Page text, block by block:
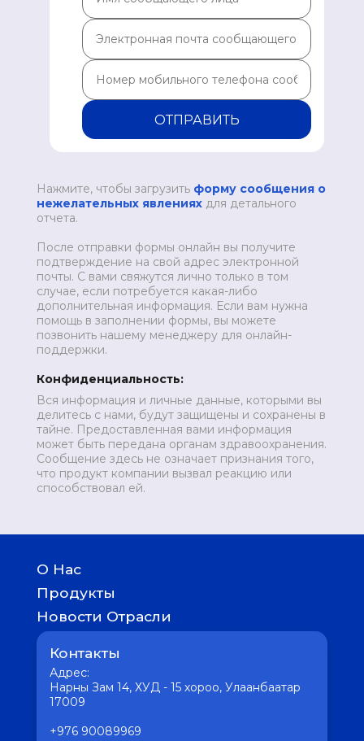
ОТПРАВИТЬ
Нажмите, чтобы загрузить форму сообщения о
нежелательных явлениях для детального
отчета.
После отправки формы онлайн вы получите
подтверждение на свой адрес электронной
почты. С вами свяжутся лично только в том
случае, если потребуется какая-либо
дополнительная информация. Если вам нужна
помощь в заполнении формы, вы можете
позвонить нашему менеджеру для онлайн-
поддержки.
Конфиденциальность:
Вся информация и личные данные, которыми вы
делитесь с нами, будут защищены и сохранены в
тайне. Предоставленная вами информация
может быть передана органам здравоохранения.
Сообщение здесь не означает признания того,
что продукт компании вызвал реакцию или
способствовал ей.
О Нас
История
Продукты
Детям
Женское здоровье
Отличное пищеварение
Мужское здоровье
Сердце без хлопот
Кожные заболевания
Здоровая психика
Крепкие кости
Новости Отрасли
Медицина
Фармацевтика
Интересное
Вакцина
Контакты
Адрес:
Нарны Зам 14, ХУД - 15 хороо, Улаанбаатар
17009
+976 90089969